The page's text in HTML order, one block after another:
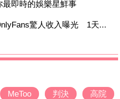
即時的娛樂星鮮事
驚人收入曝光 1天...
MeToo 判決 高院